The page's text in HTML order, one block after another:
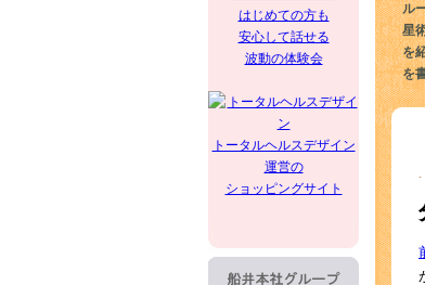
はじめての方も
安心して話せる
波動の体験会
トータルヘルスデザイン
運営の
ショッピングサイト
ル
星
を
を